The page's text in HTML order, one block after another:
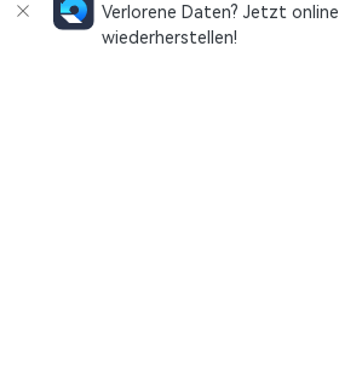
Verlorene Daten? Jetzt online
wiederherstellen!